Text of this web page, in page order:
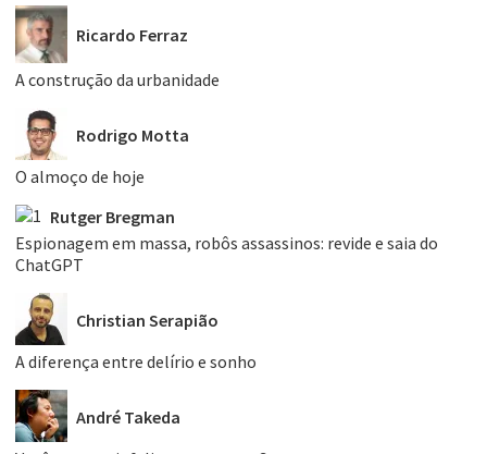
Ricardo Ferraz
A construção da urbanidade
Rodrigo Motta
O almoço de hoje
Rutger Bregman
Espionagem em massa, robôs assassinos: revide e saia do
ChatGPT
Christian Serapião
A diferença entre delírio e sonho
André Takeda